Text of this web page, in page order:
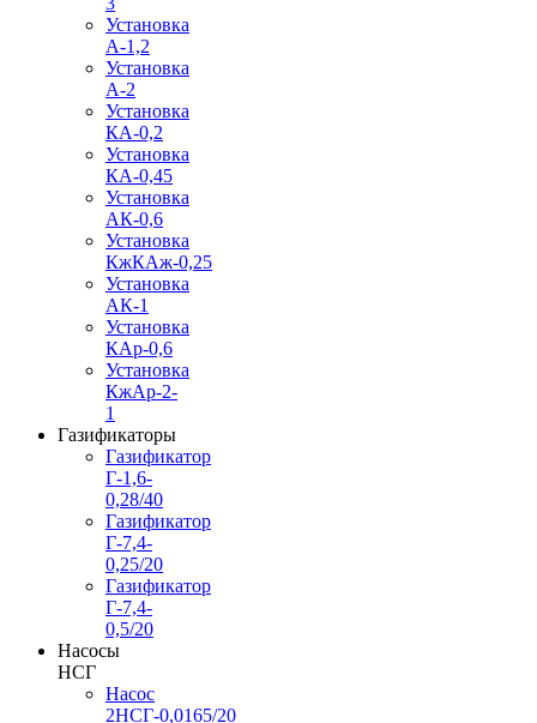
Установка
А-1,2
Установка
А-2
Установка
КА-0,2
Установка
КА-0,45
Установка
АК-0,6
Установка
КжКАж-0,25
Установка
АК-1
Установка
КАр-0,6
Установка
КжАр-2-
1
Газификаторы
Газификатор
Г-1,6-
0,28/40
Газификатор
Г-7,4-
0,25/20
Газификатор
Г-7,4-
0,5/20
Насосы
НСГ
Насос
2НСГ-0,0165/20